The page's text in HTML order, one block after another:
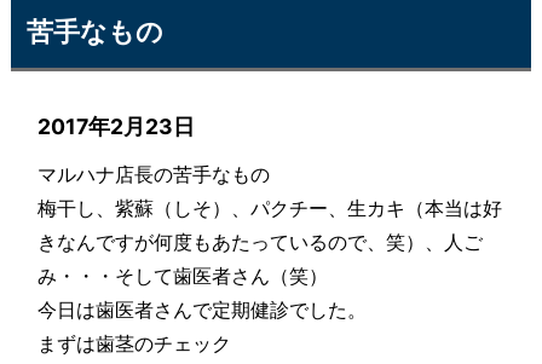
苦手なもの
2017年2月23日
マルハナ店長の苦手なもの
梅干し、紫蘇（しそ）、パクチー、生カキ（本当は好
きなんですが何度もあたっているので、笑）、人ご
み・・・そして歯医者さん（笑）
今日は歯医者さんで定期健診でした。
まずは歯茎のチェック